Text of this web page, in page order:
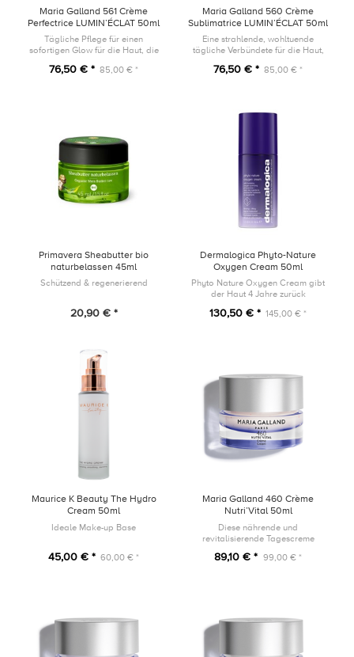
Maria Galland 561 Crème
Perfectrice LUMIN’ÉCLAT 50ml
Tägliche Pflege für einen
sofortigen Glow für die Haut, die
ausgesetzt ist.
76,50 € * 85,00 € *
Maria Galland 560 Crème
Sublimatrice LUMIN’ÉCLAT 50ml
Eine strahlende, wohltuende
tägliche Verbündete für die Haut,
ausgesetzt ist.
76,50 € * 85,00 € *
Primavera Sheabutter bio
naturbelassen 45ml
Schützend & regenerierend
20,90 € *
Dermalogica Phyto-Nature
Oxygen Cream 50ml
Phyto Nature Oxygen Cream gibt
der Haut 4 Jahre zurück
130,50 € * 145,00 € *
Maurice K Beauty The Hydro
Cream 50ml
Ideale Make-up Base
45,00 € * 60,00 € *
Maria Galland 460 Crème
Nutri’Vital 50ml
Diese nährende und
revitalisierende Tagescreme
weichen und reichhaltigen Textur.
89,10 € * 99,00 € *